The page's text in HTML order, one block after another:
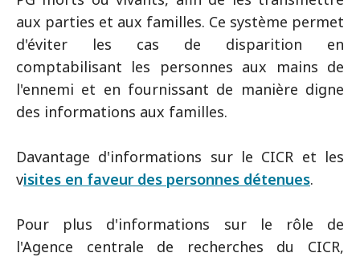
aux parties et aux familles. Ce système permet
d'éviter les cas de disparition en
comptabilisant les personnes aux mains de
l'ennemi et en fournissant de manière digne
des informations aux familles.
Davantage d'informations sur le CICR et les
visites en faveur des personnes détenues.
Pour plus d'informations sur le rôle de
l'Agence centrale de recherches du CICR,